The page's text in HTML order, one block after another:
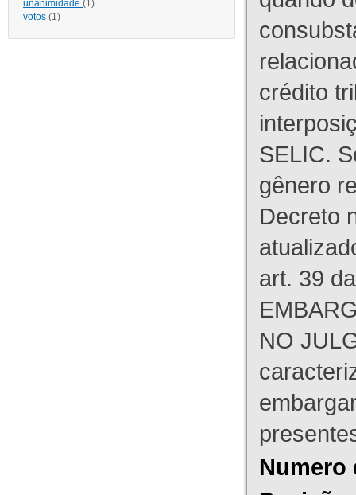
unanimidade (1)
votos (1)
crédito
SELIC.
gênero
Decreto
art. 39
NO
Numero